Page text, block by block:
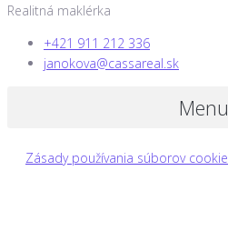
Realitná maklérka
+421 911 212 336
janokova@cassareal.sk
Menu
Zásady používania súborov cookie